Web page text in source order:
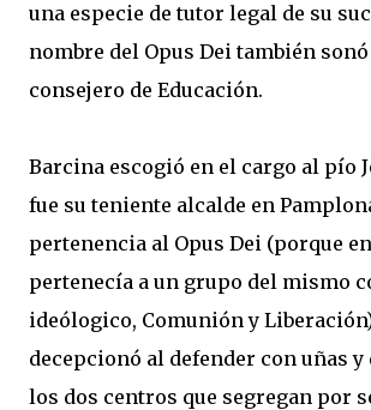
una especie de tutor legal de su
nombre del Opus Dei también
consejero de Educación.
Barcina escogió en el cargo al pío
fue su teniente alcalde en
pertenencia al Opus Dei (porque
pertenecía a un grupo del mismo
ideólogico, Comunión y
decepcionó al defender con uñas y
los dos centros que segregan por